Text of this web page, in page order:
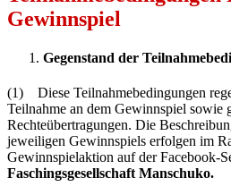
Gewinnspiel
Gegenstand der
(1) Diese Teilnahmebedingungen
Teilnahme an dem Gewinnspiel sowie
Rechteübertragungen. Die
jeweiligen Gewinnspiels erfolgen im
Gewinnspielaktion auf der Facebook-
Faschingsgesellschaft Manschuko.